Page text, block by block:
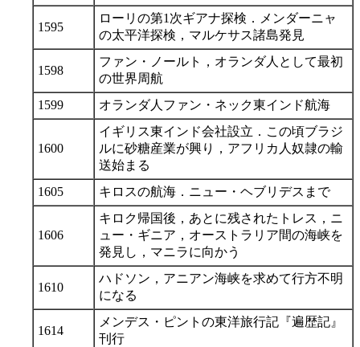
1595
ローリの第1次ギアナ探検．メンダーニャ
の太平洋探検，マルケサス諸島発見
1598
ファン・ノールト，オランダ人として最初
の世界周航
1599
オランダ人ファン・ネック東インド航海
1600
イギリス東インド会社設立．この頃ブラジ
ルに砂糖産業が興り，アフリカ人奴隷の輸
送始まる
1605
キロスの航海．ニュー・ヘブリデスまで
1606
キロク帰国後，あとに残されたトレス，ニ
ュー・ギニア，オーストラリア間の海峡を
発見し，マニラに向かう
1610
ハドソン，アニアン海峡を求めて行方不明
になる
1614
メンデス・ピントの東洋旅行記『遍歴記』
刊行